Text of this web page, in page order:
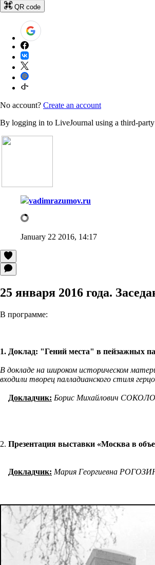
QR code
No account? Create an account
By logging in to LiveJournal using a third-
vadimrazumov.ru
January 22 2016, 14:17
25 января 2016 года.
В программе:
1. Доклад: "Гений места" в пейзажных
В докладе на широком историческом
входили творец палладианского стиля
Докладчик: Борис Михайлович
2. Презентация выставки «Москва в
Докладчик: Мария Георгиевна